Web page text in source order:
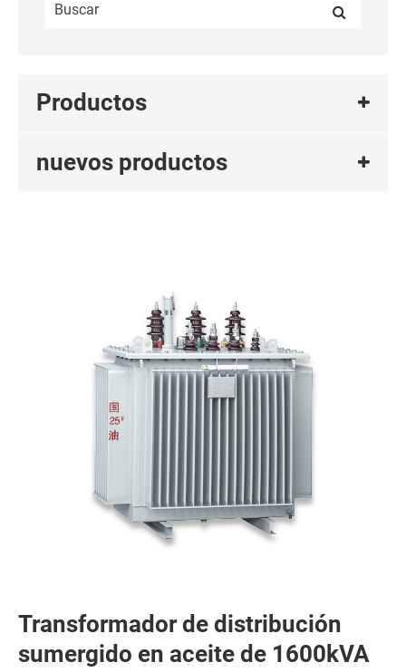
Productos
nuevos productos
Transformador de distribución
sumergido en aceite de 1600kVA